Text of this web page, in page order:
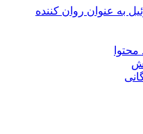
به عنوان روان کننده